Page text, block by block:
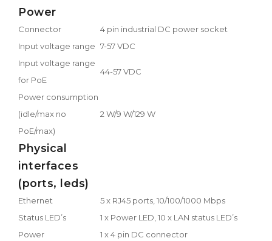
Power
Connector
4 pin industrial DC power socket
Input voltage range 7-57 VDC
Input voltage range
for PoE
44-57 VDC
Power consumption
(idle/max no
PoE/max)
2 W/9 W/129 W
Physical
interfaces
(ports, leds)
Ethernet
5 x RJ45 ports, 10/100/1000 Mbps
Status LED’s
1 x Power LED, 10 x LAN status LED’s
Power
1 x 4 pin DC connector